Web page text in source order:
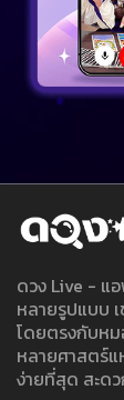
ดวง Live - แ
หลายรูปแบบ
โดยตรงกับห
หลายศาสตร์แ
ง่ายที่สุด สะด